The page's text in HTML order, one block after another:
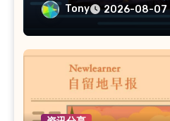
Tony 2026-08-07